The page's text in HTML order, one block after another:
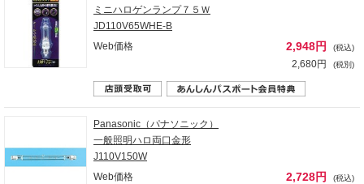
ミニハロゲンランプ７５Ｗ
JD110V65WHE-B
Web価格
2,948円 (税込)
2,680円 (税別)
Panasonic（パナソニック）
一般照明ハロ両口金形
J110V150W
Web価格
2,728円 (税込)